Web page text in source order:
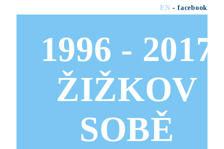
EN -facebook
1996 - 2017
ŽIŽKOV
SOBĚ